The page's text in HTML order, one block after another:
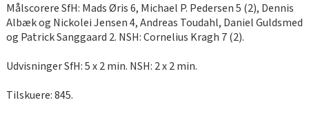
Målscorere SfH: Mads Øris 6, Michael P. Pedersen 5 (2), Dennis
Albæk og Nickolei Jensen 4, Andreas Toudahl, Daniel Guldsmed
og Patrick Sanggaard 2. NSH: Cornelius Kragh 7 (2).
Udvisninger SfH: 5 x 2 min. NSH: 2 x 2 min.
Tilskuere: 845.